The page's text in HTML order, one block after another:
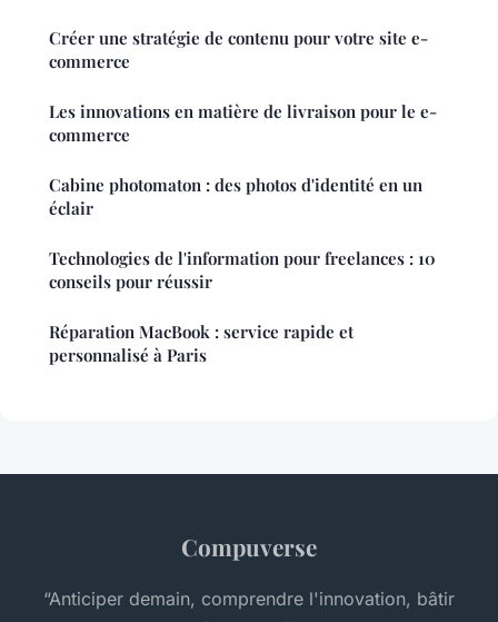
Créer une stratégie de contenu pour votre site e-
commerce
Les innovations en matière de livraison pour le e-
commerce
Cabine photomaton : des photos d'identité en un
éclair
Technologies de l'information pour freelances : 10
conseils pour réussir
Réparation MacBook : service rapide et
personnalisé à Paris
Compuverse
“Anticiper demain, comprendre l'innovation, bâtir